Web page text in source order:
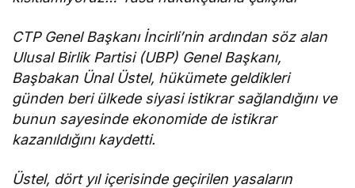
CTP Genel Başkanı İncirli’nin ardından söz alan
Ulusal Birlik Partisi (UBP) Genel Başkanı,
Başbakan Ünal Üstel, hükümete geldikleri
günden beri ülkede siyasi istikrar sağlandığını ve
bunun sayesinde ekonomide de istikrar
kazanıldığını kaydetti.
Üstel, dört yıl içerisinde geçirilen yasaların